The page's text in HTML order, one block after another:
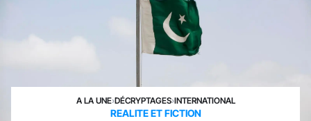
A LA UNE›DÉCRYPTAGES›INTERNATIONAL
REALITE ET FICTION